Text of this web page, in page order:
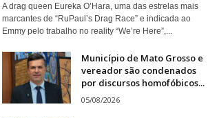
A drag queen Eureka O’Hara, uma das estrelas mais
marcantes de “RuPaul’s Drag Race” e indicada ao
Emmy pelo trabalho no reality “We’re Here”,...
Município de Mato Grosso e
vereador são condenados
por discursos homofóbicos...
05/08/2026